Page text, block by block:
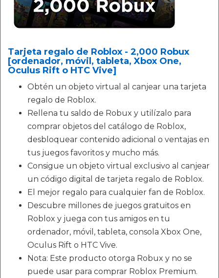
Tarjeta regalo de Roblox - 2,000 Robux
[ordenador, móvil, tableta, Xbox One,
Oculus Rift o HTC Vive]
Obtén un objeto virtual al canjear una tarjeta
regalo de Roblox.
Rellena tu saldo de Robux y utilízalo para
comprar objetos del catálogo de Roblox,
desbloquear contenido adicional o ventajas en
tus juegos favoritos y mucho más.
Consigue un objeto virtual exclusivo al canjear
un código digital de tarjeta regalo de Roblox.
El mejor regalo para cualquier fan de Roblox.
Descubre millones de juegos gratuitos en
Roblox y juega con tus amigos en tu
ordenador, móvil, tableta, consola Xbox One,
Oculus Rift o HTC Vive.
Nota: Este producto otorga Robux y no se
puede usar para comprar Roblox Premium.